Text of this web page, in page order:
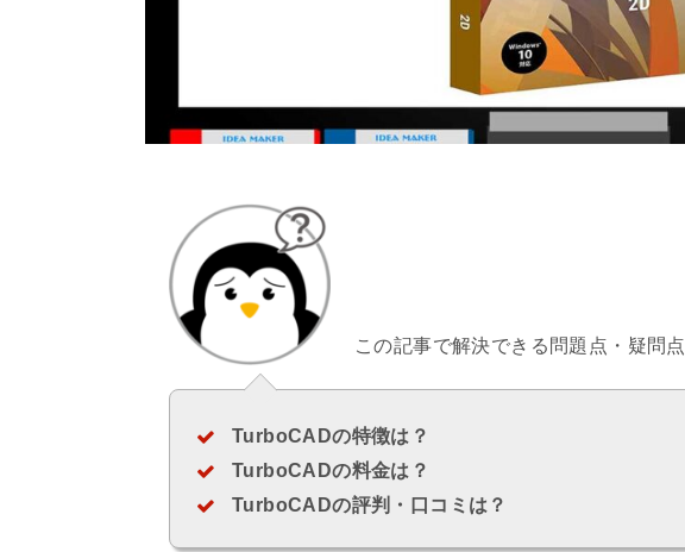
この記事で解決できる問題点・疑問点
TurboCADの特徴は？
TurboCADの料金は？
TurboCADの評判・口コミは？